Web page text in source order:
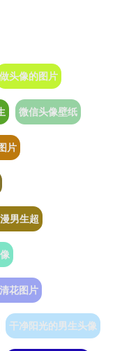
做头像的图片
微信头像壁纸
片
男生超
花图片
干净阳光的男生头像